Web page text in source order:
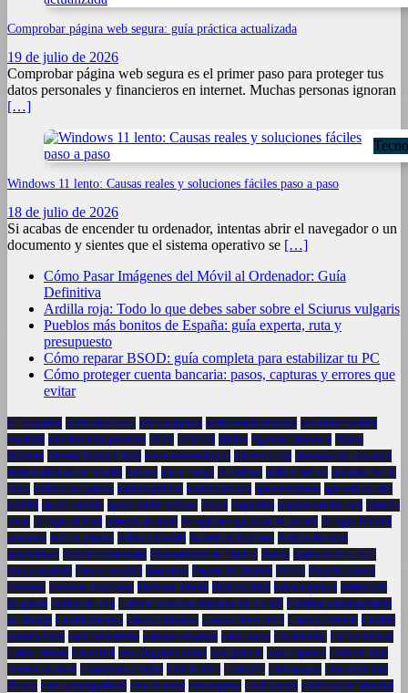
Comprobar página web segura: guía práctica actualizada
19 de julio de 2026
Comprobar página web segura es el primer paso para proteger tus
datos personales y financieros en internet. Muchas personas ignoran
[…]
Windows 11 lento: Causas reales y soluciones fáciles paso a paso
18 de julio de 2026
Si acabas de encender tu ordenador, intentas abrir el navegador o un
documento y sientes que el sistema operativo se […]
Cómo Pasar Imágenes del Móvil al Ordenador: Guía
Definitiva
Ardilla roja: Todo lo que debes saber sobre el Sciurus vulgaris
Pueblos más bonitos de España: guía experta, ruta y
presupuesto
Cómo reparar BSOD: guía completa para estabilizar tu PC
Cómo proteger cuenta bancaria: pasos, capturas y errores que
evitar
9.7 pulgadas Actividad Física actriz española actriz estadounidense actualidad política
española adicción a las pantallas ADN AEMET afición Agencia Tributaria Aitana
Bonmatí Alberto Núñez Feijóo alerta meteorológica alfombra roja alimentación saludable
almacenamiento en la nube Alonso alto el fuego Alzheimer anfibio ibérico ansiedad por la
salud análisis del partido análisis judicial análisis técnico apalancamiento apertura del año
judicial apoyo familiar apoyo militar a Israel Apple Argentina arquitectura barroca Arreglo
Asus Arreglo de iPad Arreglo de tablet Arreglo refrigeración de portátil Arreglo Toshiba
asesinato astro argentino Atlético Madrid Audiencia Nacional Audios filtrados
autocuidado Ayuda Humanitaria Ayuntamiento de Madrid Ayuso Balón de Oro 2025
banca española Banco Sabadell Barcelona Bayern de Múnich BBVA Begoña Gómez
bienestar bienestar emocional bienestar infantil biodiversidad bolsa española Bárbara de
Braganza calidad de vida Cambiar conector alimentación portatil Cambiar pantalla portátil
en Málaga Cambio bisagra cambio climático Cambio disco duro Cambio Pantalla Cambio
pantalla Asus canal ascendente cantante española cante jondo Carabanchel Carlos Alcaraz
Carlos Mazón Casa Real caso Begoña Gómez caso judicial caso Zapatero Celta de Vigo
centros de datos Champions League Charlie Kirk ChatGPT ciberataques ciberseguridad
cifrado cine contemporáneo cine de autor cine español clasificación clasificación Mundial